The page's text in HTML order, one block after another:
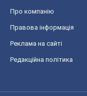
Про компанію
Правова інформація
Реклама на сайті
Редакційна політика